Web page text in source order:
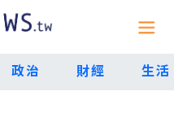
政治 財經 生活